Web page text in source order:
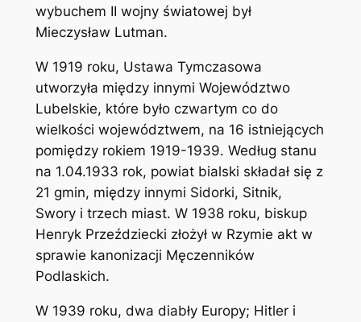
wybuchem II wojny światowej był
Mieczysław Lutman.
W 1919 roku, Ustawa Tymczasowa
utworzyła między innymi Województwo
Lubelskie, które było czwartym co do
wielkości województwem, na 16 istniejących
pomiędzy rokiem 1919-1939. Według stanu
na 1.04.1933 rok, powiat bialski składał się z
21 gmin, między innymi Sidorki, Sitnik,
Swory i trzech miast. W 1938 roku, biskup
Henryk Przeździecki złożył w Rzymie akt w
sprawie kanonizacji Męczenników
Podlaskich.
W 1939 roku, dwa diabły Europy; Hitler i